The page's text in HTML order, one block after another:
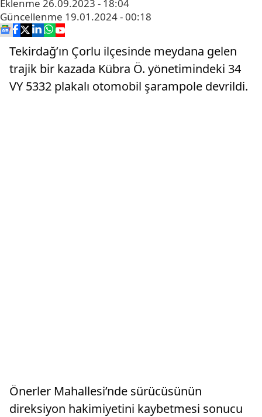
Eklenme 26.09.2023 - 18:04
Güncellenme 19.01.2024 - 00:18
Tekirdağ’ın Çorlu ilçesinde meydana gelen
trajik bir kazada Kübra Ö. yönetimindeki 34
VY 5332 plakalı otomobil şarampole devrildi.
Önerler Mahallesi’nde sürücüsünün
direksiyon hakimiyetini kaybetmesi sonucu